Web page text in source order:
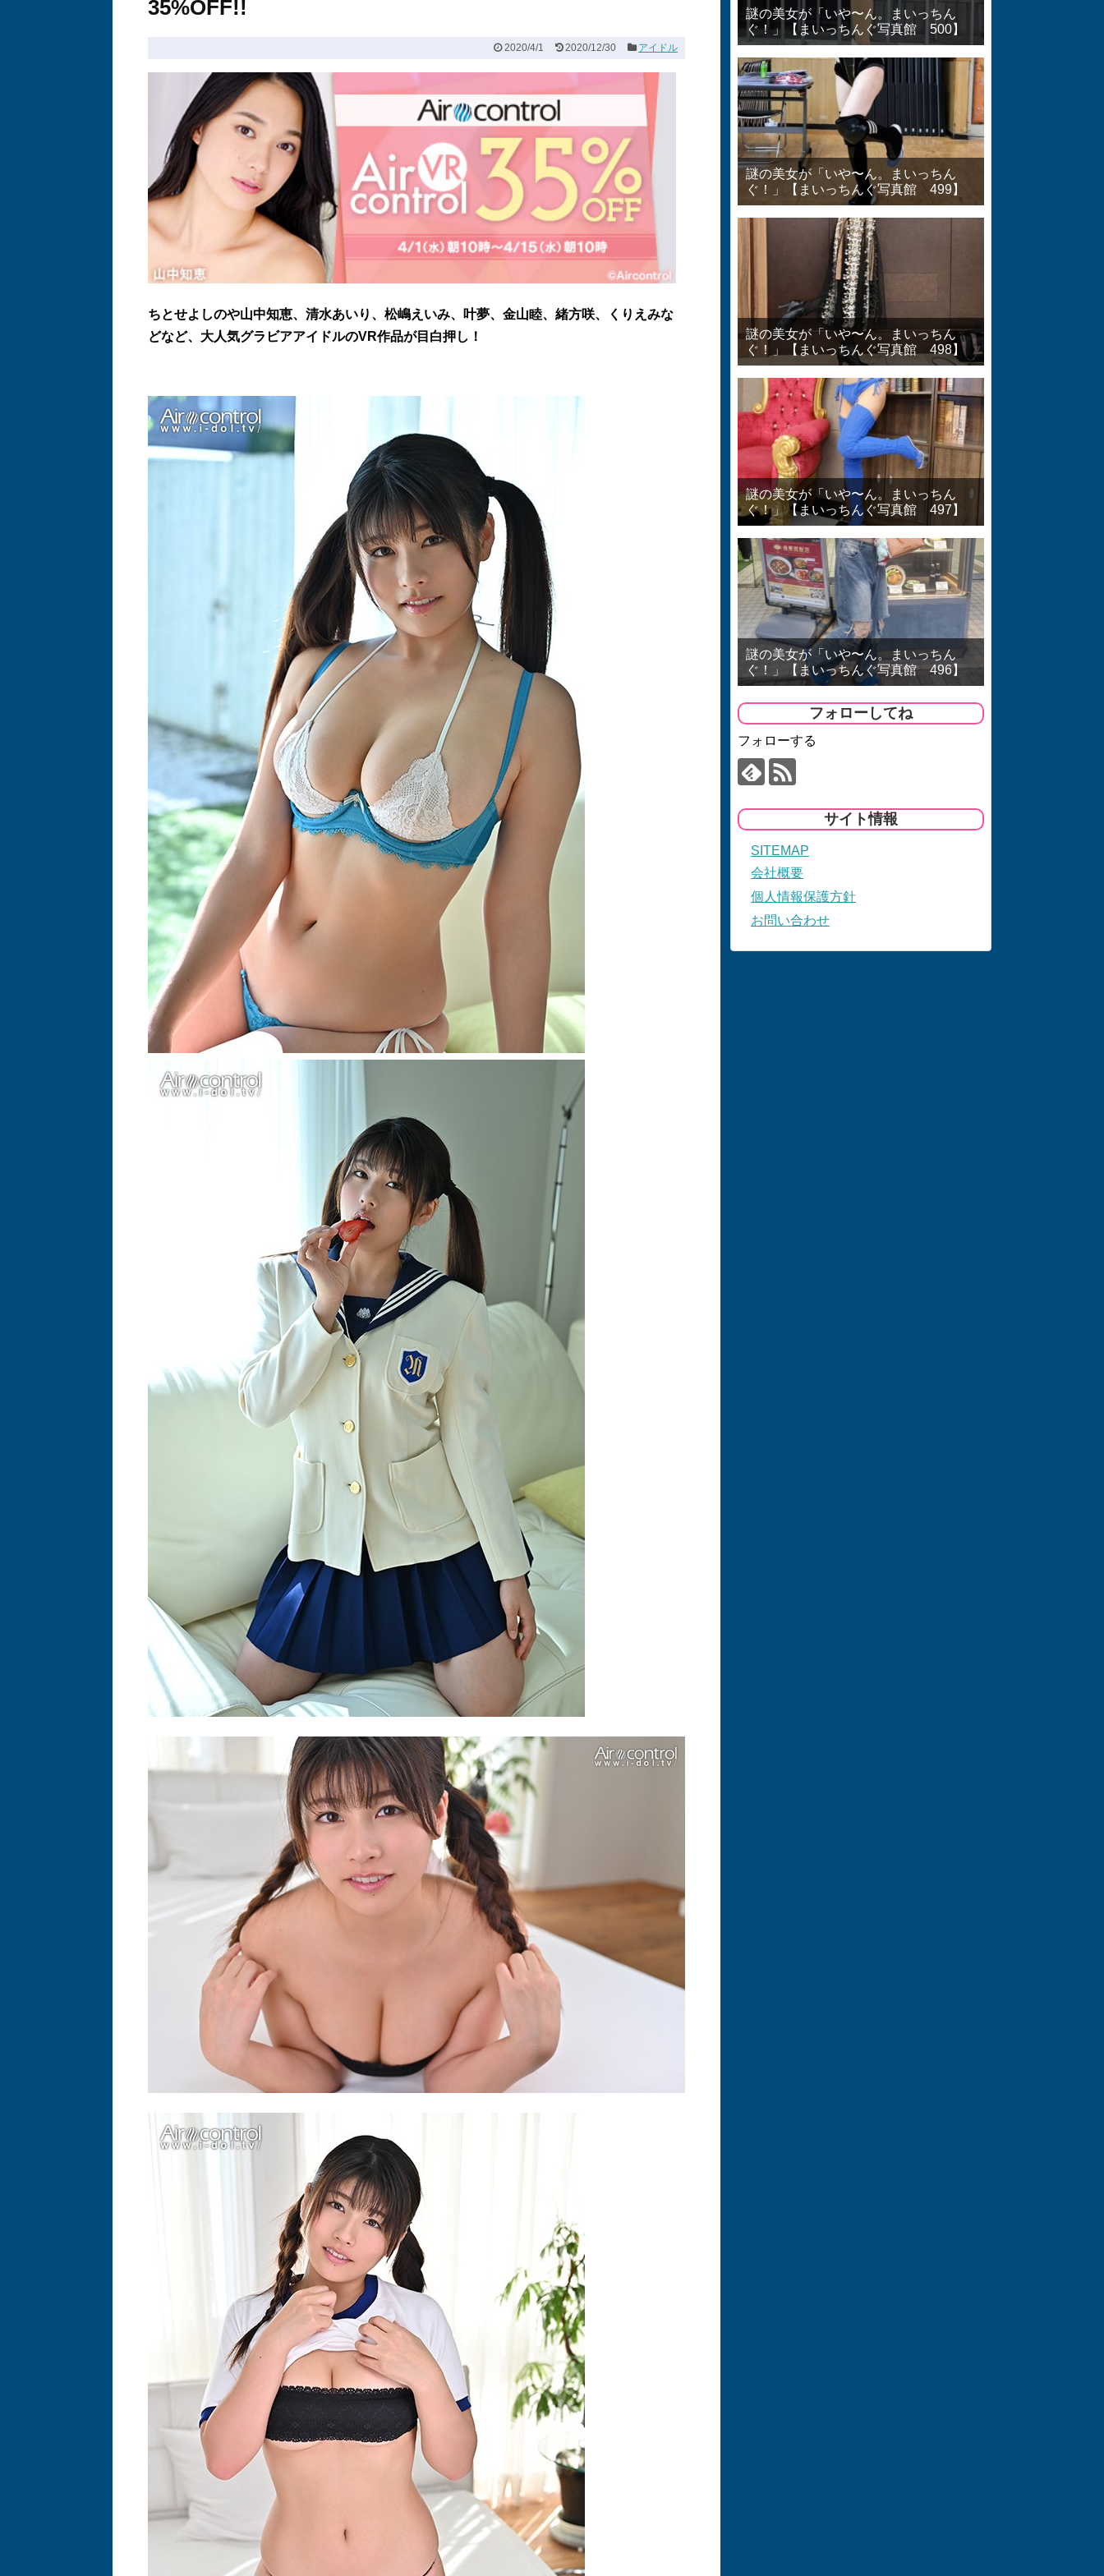
35%OFF!!
2020/4/1 2020/12/30 アイドル
ちとせよしのや山中知恵、清水あいり、松嶋えいみ、叶夢、金山睦、緒方咲、くりえみな
どなど、 大人気グラビアアイドルのVR作品が目白押し！
謎の美女が「いや〜ん。まいっちん
ぐ！」【まいっちんぐ写真館 500】
謎の美女が「いや〜ん。まいっちん
ぐ！」【まいっちんぐ写真館 499】
謎の美女が「いや〜ん。まいっちん
ぐ！」【まいっちんぐ写真館 498】
謎の美女が「いや〜ん。まいっちん
ぐ！」【まいっちんぐ写真館 497】
謎の美女が「いや〜ん。まいっちん
ぐ！」【まいっちんぐ写真館 496】
フォローしてね
フォローする
サイト情報
SITEMAP
会社概要
個人情報保護方針
お問い合わせ